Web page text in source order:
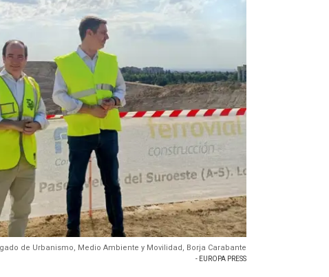
de Urbanismo, Medio Ambiente y Movilidad, Borja Carabante
- EUROPA PRESS